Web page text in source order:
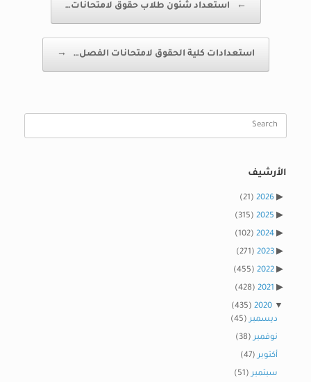
← استعداد شئون طلاب حقوق لامتحانات…
استعدادات كلية الحقوق لامتحانات الفصل… →
Search
الأرشيف
2026
(21)
2025
(315)
2024
(102)
2023
(271)
2022
(455)
2021
(428)
2020
(435)
ديسمبر(45)
نوفمبر(38)
أكتوبر(47)
سبتمبر(51)